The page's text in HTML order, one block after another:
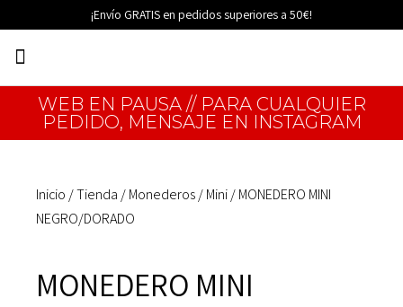
al
contenido
¡Envío GRATIS en pedidos superiores a 50€!
Menú
WEB EN PAUSA // PARA CUALQUIER
PEDIDO, MENSAJE EN INSTAGRAM
Inicio /Tienda /Monederos/Mini/ MONEDERO MINI
NEGRO/DORADO
MONEDERO MINI